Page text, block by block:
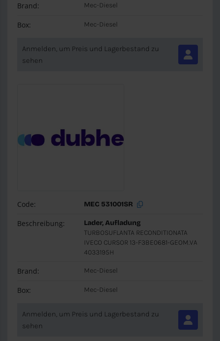
Brand: Mec-Diesel
Box: Mec-Diesel
Anmelden, um Preis und Lagerbestand zu
sehen
Code: MEC 531001SR
Beschreibung:
Lader, Aufladung
TURBOSUFLANTA RECONDITIONATA
IVECO CURSOR 13-F3BE0681-GEOM.VA
4033195H
Brand: Mec-Diesel
Box: Mec-Diesel
Anmelden, um Preis und Lagerbestand zu
sehen